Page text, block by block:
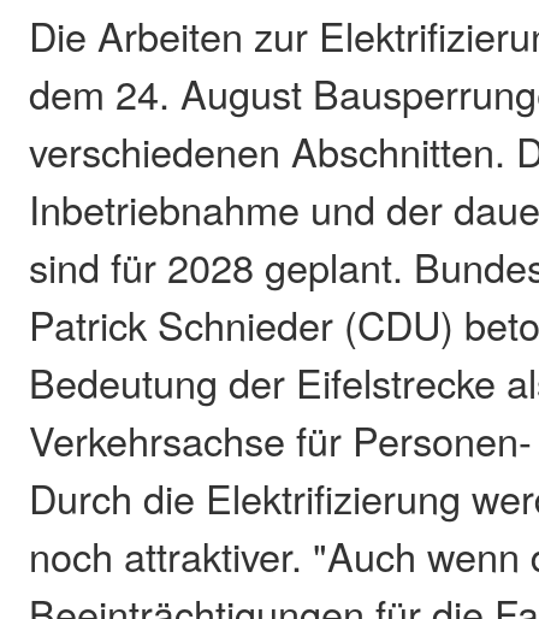
Die Arbeiten zur
dem 24. August
verschiedenen Abschnitten.
Inbetriebnahme und der
sind für 2028 geplant.
Patrick Schnieder (CDU)
Bedeutung der Eifelstrecke
Verkehrsachse für
Durch die Elektrifizierung
noch attraktiver. "Auch